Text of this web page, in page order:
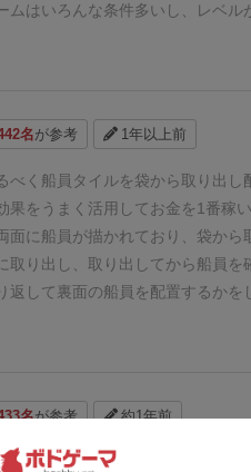
ムはいろんな条件多いし、レベル
にできるこっちの方が大賞向きな
ツ年間ゲーム大賞ノミネートされ
ルを1枚引いて、5列のうち、好き
レイヤーが5列のうち、4列埋めた
。 特徴的なのが、テトリスやコネ
列の一番下に落下していく感じで
の一番上に置かれるとお金がたく
イルが置かれているとたくさんお
あるので、ほどよく悩むのが良い。
の裏面には、別のタイルのイラス
に、裏面にするかどうかを選択で
って、良い悪いもあるし、中には
状態でゲームが終わると強制的に
ルを必ず裏返さなければいけない
名が参考 1年以上前
べく船員タイルを袋から取り出し
果をうまく活用してお金を1番稼
面に船員が描かれており、袋から
取り出し、取り出してから船員を
返して裏面の船員を配置するかを
り返して配置はできないので自分
スがありますのでうまくボーナス
ム終了。ゲーム終了時の船員の効
名が参考 約1年前
ゲーム大賞(SDJ)の最終ノミネー